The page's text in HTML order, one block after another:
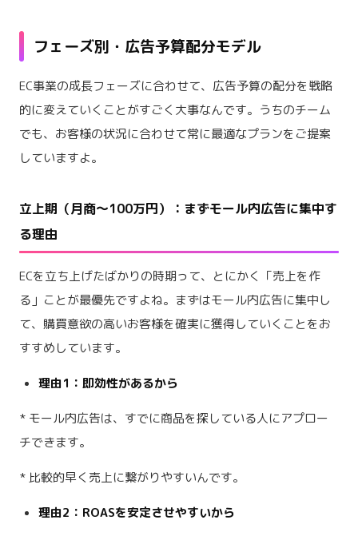
フェーズ別・広告予算配分モデル
EC事業の成長フェーズに合わせて、広告予算の配分を戦略
的に変えていくことがすごく大事なんです。うちのチーム
でも、お客様の状況に合わせて常に最適なプランをご提案
していますよ。
立上期（月商〜100万円）：まずモール内広告に集中す
る理由
ECを立ち上げたばかりの時期って、とにかく「売上を作
る」ことが最優先ですよね。まずはモール内広告に集中し
て、購買意欲の高いお客様を確実に獲得していくことをお
すすめしています。
理由1：即効性があるから
* モール内広告は、すでに商品を探している人にアプロー
チできます。
* 比較的早く売上に繋がりやすいんです。
理由2：ROASを安定させやすいから